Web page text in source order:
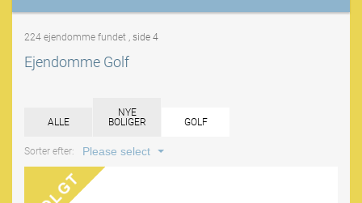
224 ejendomme fundet , side 4
Ejendomme Golf
ALLE
NYE
BOLIGER
GOLF
Sorter efter: Please select